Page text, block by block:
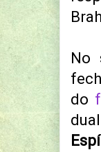
No
do